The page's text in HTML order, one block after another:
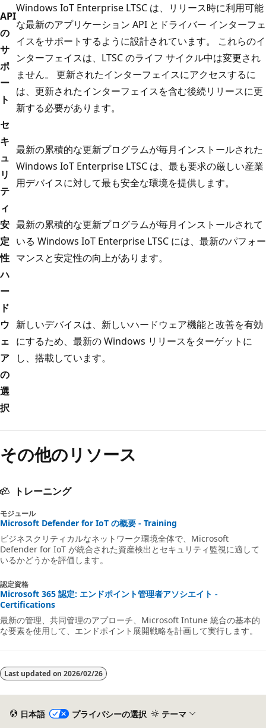
API
の
サ
ポ
ー
ト
Windows IoT Enterprise LTSC は、リリース時に利用可能
な最新のアプリケーション API とドライバー インターフェ
イスをサポートするように設計されています。 これらのイ
ンターフェイスは、LTSC のライフ サイクル中は変更され
ません。 更新されたインターフェイスにアクセスするに
は、更新されたインターフェイスを含む後続リリースに更
新する必要があります。
セ
キ
ュ
リ
テ
ィ
最新の累積的な更新プログラムが毎月インストールされた
Windows IoT Enterprise LTSC は、最も要求の厳しい産業
用デバイスに対して最も安全な環境を提供します。
安
定
性
最新の累積的な更新プログラムが毎月インストールされて
いる Windows IoT Enterprise LTSC には、最新のパフォー
マンスと安定性の向上があります。
ハ
ー
ド
ウ
ェ
ア
の
選
択
新しいデバイスは、新しいハードウェア機能と改善を有効
にするため、最新の Windows リリースをターゲットに
し、搭載しています。
その他のリソース
トレーニング
モジュール
Microsoft Defender for IoT の概要 - Training
ビジネスクリティカルなネットワーク環境全体で、Microsoft
Defender for IoT が統合された資産検出とセキュリティ監視に適して
いるかどうかを評価します。
認定資格
Microsoft 365 認定: エンドポイント管理者アソシエイト -
Certifications
最新の管理、共同管理のアプローチ、Microsoft Intune 統合の基本的
な要素を使用して、エンドポイント展開戦略を計画して実行します。
Last updated on 2026/02/26
日本語 プライバシーの選択 テーマ